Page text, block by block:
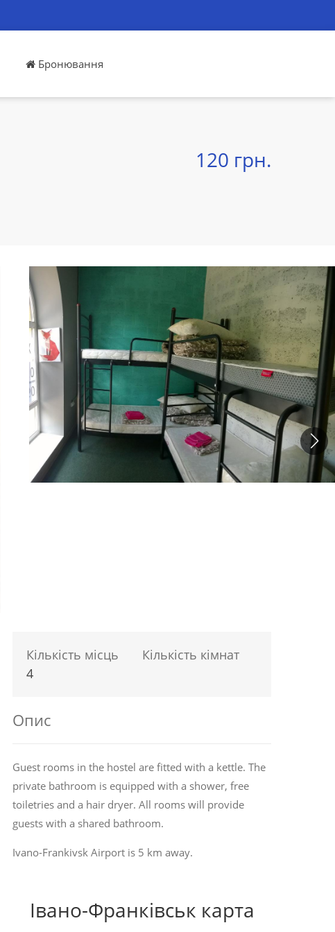
Бронювання
120 грн.
Кількість місць
4
Кількість кімнат
Опис
Guest rooms in the hostel are fitted with a kettle. The
private bathroom is equipped with a shower, free
toiletries and a hair dryer. All rooms will provide
guests with a shared bathroom.
Ivano-Frankivsk Airport is 5 km away.
Івано-Франківськ карта